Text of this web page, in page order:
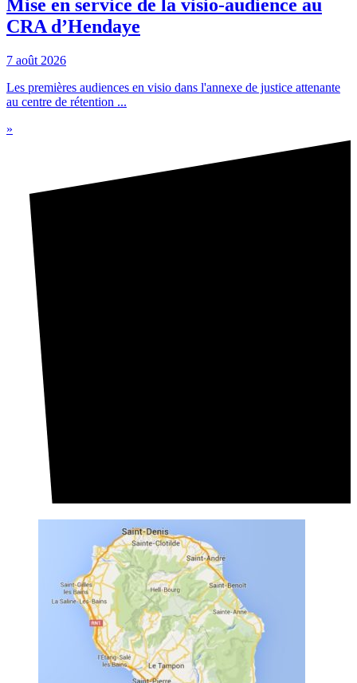
Mise en service de la visio-audience au
CRA d’Hendaye
7 août 2026
Les premières audiences en visio dans l'annexe de justice attenante
au centre de rétention ...
»